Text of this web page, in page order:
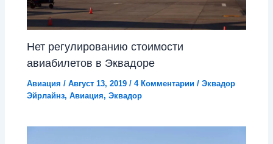
Нет регулированию стоимости
авиабилетов в Эквадоре
Авиация /Август 13, 2019/4 Комментарии /Эквадор
Эйрлайнз,Авиация,Эквадор